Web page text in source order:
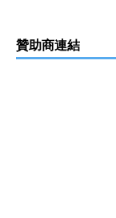
贊助商連結